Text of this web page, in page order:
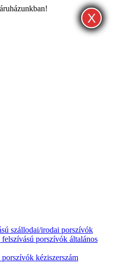
szállodai/irodai porszívók
felszívású porszívók általános
porszívók kéziszerszám
X
X
X